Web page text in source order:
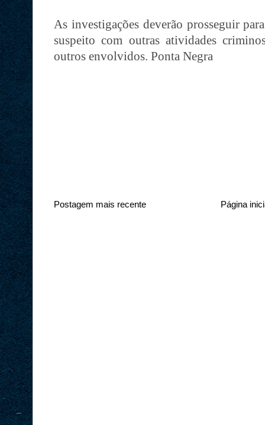
As investigações deverão prosseguir
suspeito com outras atividades
outros envolvidos. Ponta Negra
Postagem mais recente Página